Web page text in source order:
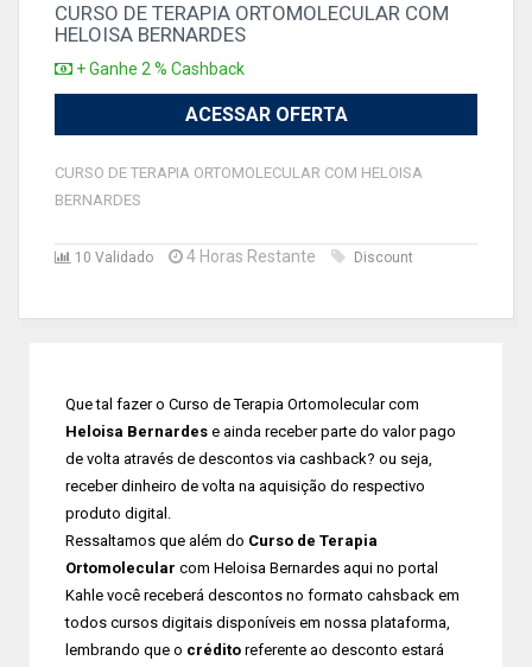
CURSO DE TERAPIA ORTOMOLECULAR COM
HELOISA BERNARDES
+ Ganhe 2 % Cashback
ACESSAR OFERTA
CURSO DE TERAPIA ORTOMOLECULAR COM HELOISA
BERNARDES
10 Validado 4 Horas Restante Discount
Que tal fazer o Curso de Terapia Ortomolecular com
Heloisa Bernardes e ainda receber parte do valor pago
de volta através de descontos via cashback? ou seja,
receber dinheiro de volta na aquisição do respectivo
produto digital.
Ressaltamos que além do Curso de Terapia
Ortomolecular com Heloisa Bernardes aqui no portal
Kahle você receberá descontos no formato cahsback em
todos cursos digitais disponíveis em nossa plataforma,
lembrando que o crédito referente ao desconto estará